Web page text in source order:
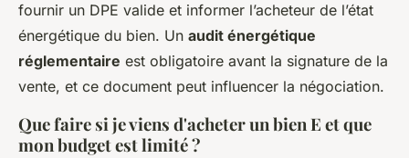
fournir un DPE valide et informer l’acheteur de l’état
énergétique du bien. Un audit énergétique
réglementaire est obligatoire avant la signature de la
vente, et ce document peut influencer la négociation.
Que faire si je viens d'acheter un bien E et que
mon budget est limité ?